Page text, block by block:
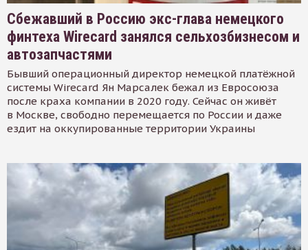
Сбежавший в Россию экс-глава немецкого
финтеха Wirecard занялся сельхозбизнесом и
автозапчастями
Бывший операционный директор немецкой платёжной
системы Wirecard Ян Марсалек бежал из Евросоюза
после краха компании в 2020 году. Сейчас он живёт
в Москве, свободно перемещается по России и даже
ездит на оккупированные территории Украины